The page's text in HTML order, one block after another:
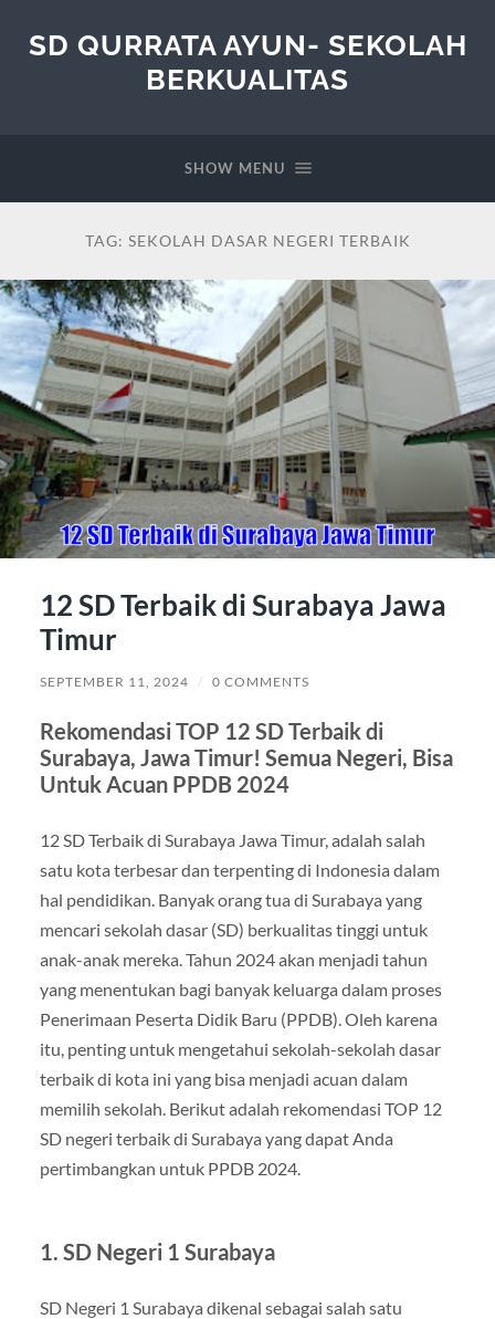
SD QURRATA AYUN- SEKOLAH
BERKUALITAS
SHOW MENU
TAG: SEKOLAH DASAR NEGERI TERBAIK
12 SD Terbaik di Surabaya Jawa
Timur
SEPTEMBER 11, 2024 / 0 COMMENTS
Rekomendasi TOP 12 SD Terbaik di
Surabaya, Jawa Timur! Semua Negeri, Bisa
Untuk Acuan PPDB 2024
12 SD Terbaik di Surabaya Jawa Timur, adalah salah
satu kota terbesar dan terpenting di Indonesia dalam
hal pendidikan. Banyak orang tua di Surabaya yang
mencari sekolah dasar (SD) berkualitas tinggi untuk
anak-anak mereka. Tahun 2024 akan menjadi tahun
yang menentukan bagi banyak keluarga dalam proses
Penerimaan Peserta Didik Baru (PPDB). Oleh karena
itu, penting untuk mengetahui sekolah-sekolah dasar
terbaik di kota ini yang bisa menjadi acuan dalam
memilih sekolah. Berikut adalah rekomendasi TOP 12
SD negeri terbaik di Surabaya yang dapat Anda
pertimbangkan untuk PPDB 2024.
1. SD Negeri 1 Surabaya
SD Negeri 1 Surabaya dikenal sebagai salah satu